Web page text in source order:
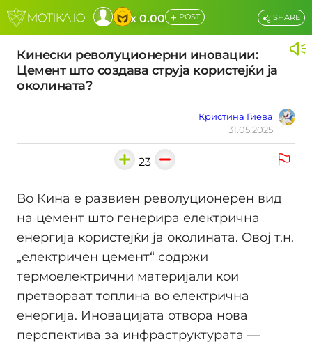
x 0.00 + POST
Кинески револуционерни иновации:
Цeмент што создава струја користејќи ја
околината?
Кристина Гиева
31.05.2025
SHARE
23
Во Кина е развиен револуционерен вид
на цемент што генерира електрична
енергија користејќи ја околината. Овој т.н.
„електричен цемент“ содржи
термоелектрични материјали кои
претвораат топлина во електрична
енергија. Иновацијата отвора нова
перспектива за инфраструктурата —